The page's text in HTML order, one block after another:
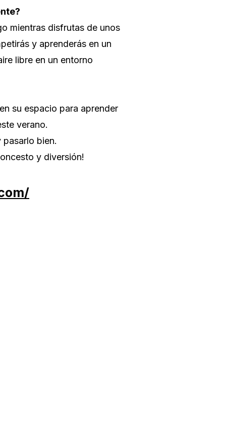
mientras disfrutas de unos
y aprenderás en un
libre en un entorno
su espacio para aprender
verano.
bien.
y diversión!